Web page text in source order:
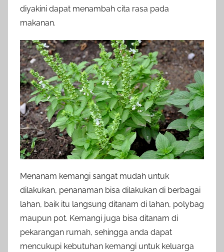
diyakini dapat menambah cita rasa pada
makanan.
Menanam kemangi sangat mudah untuk
dilakukan, penanaman bisa dilakukan di berbagai
lahan, baik itu langsung ditanam di lahan, polybag
maupun pot. Kemangi juga bisa ditanam di
pekarangan rumah, sehingga anda dapat
mencukupi kebutuhan kemangi untuk keluarga